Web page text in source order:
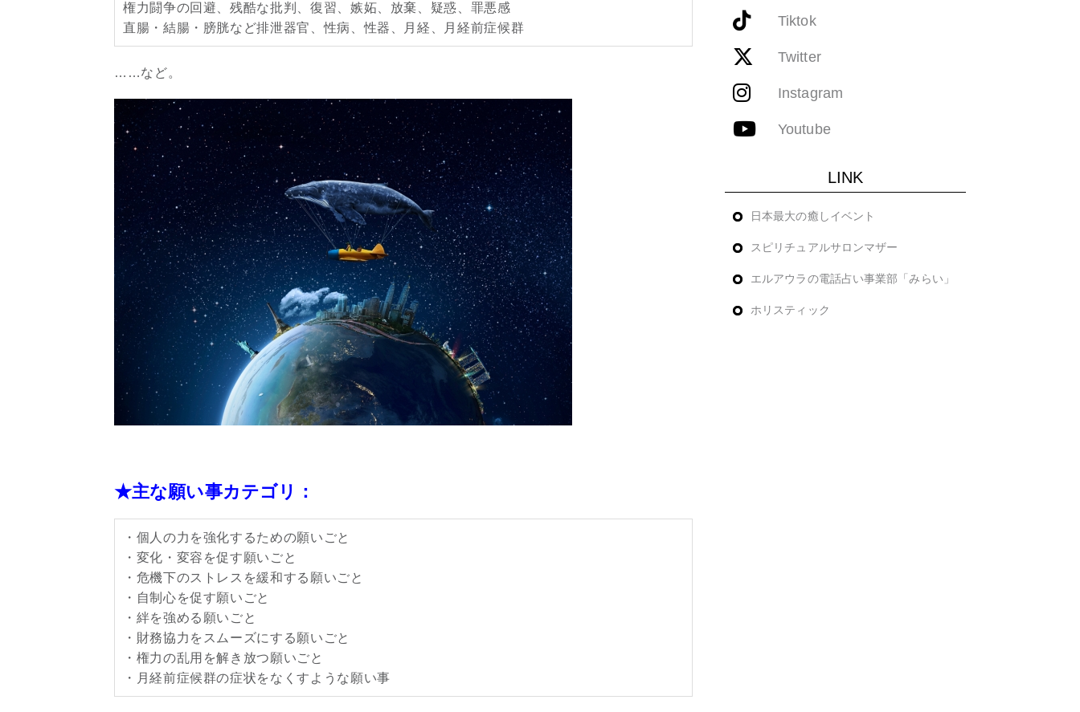
権力闘争の回避、残酷な批判、復習、嫉妬、放棄、疑惑、罪悪感
直腸・結腸・膀胱など排泄器官、性病、性器、月経、月経前症候群
……など。
★主な願い事カテゴリ：
・個人の力を強化するための願いごと
・変化・変容を促す願いごと
・危機下のストレスを緩和する願いごと
・自制心を促す願いごと
・絆を強める願いごと
・財務協力をスムーズにする願いごと
・権力の乱用を解き放つ願いごと
・月経前症候群の症状をなくすような願い事
Tiktok
Twitter
Instagram
Youtube
LINK
日本最大の癒しイベント
スピリチュアルサロンマザー
エルアウラの電話占い事業部「みらい」
ホリスティック